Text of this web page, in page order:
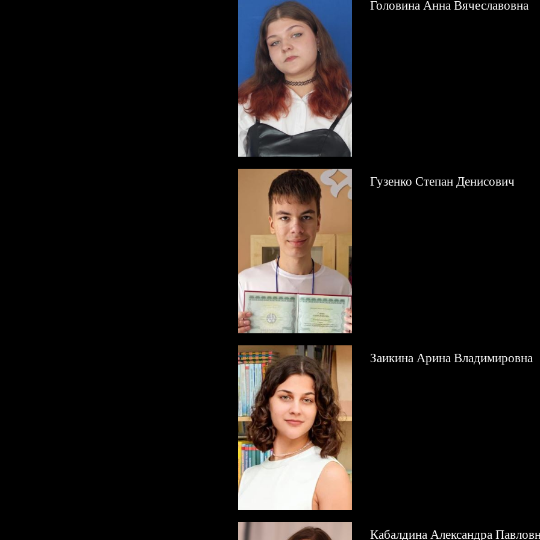
Головина Анна Вячеславовна
Гузенко Степан Денисович
Заикина Арина Владимировна
Кабалдина Александра